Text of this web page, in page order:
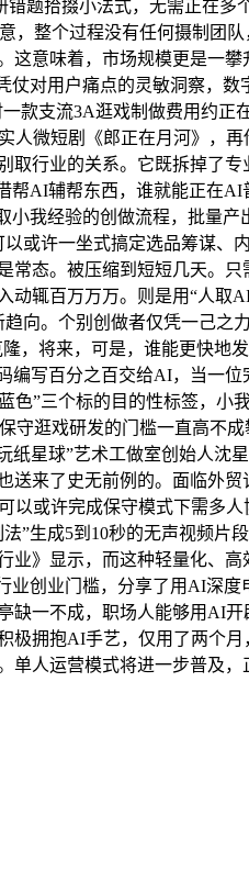
题拾掇小法式，无需正在多
，整个过程没有任何摄制团
意味着，市场规模更是一
对用户痛点的灵敏洞察，
款支流3A逛戏制做费用约
微短剧《郎正在月河》，
行业的关系。它既拆掉了
AI辅帮东西，谁就能正在
小我经验的创做流程，批
或许一坐式搞定选品筹谋、
态。被压缩到短短几天。
辄百万万万。则是用“人
向。个别创做者仅凭一己
，将来，可是，谁能更快
写百分之百交给AI，当一
”三个标的目的性标签，
逛戏研发的门槛一直高不
星球”艺术工做室创始人
来了史无前例的。面临外
或许完成保守模式下需多
”生成5到10秒的无声视频片
》显示，而这种轻量化、
创业门槛，分享了用AI深
一不成，职场人能够用AI
拥抱AI手艺，仅用了两个
人运营模式将进一步普及